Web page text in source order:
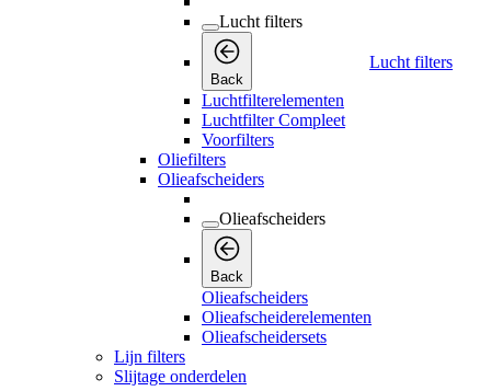
Lucht filters
Back
Lucht filters
Luchtfilterelementen
Luchtfilter Compleet
Voorfilters
Oliefilters
Olieafscheiders
Olieafscheiders
Back
Olieafscheiders
Olieafscheiderelementen
Olieafscheidersets
Lijn filters
Slijtage onderdelen